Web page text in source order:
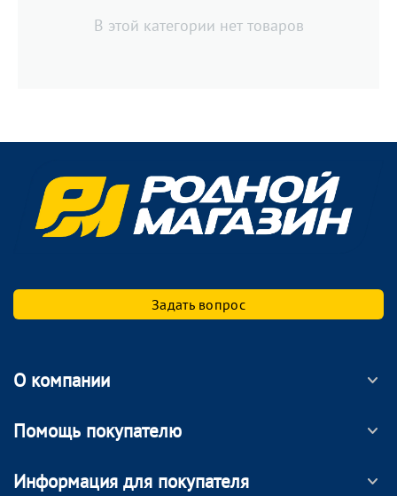
В этой категории нет товаров
Задать вопрос
О компании
Помощь покупателю
Информация для покупателя